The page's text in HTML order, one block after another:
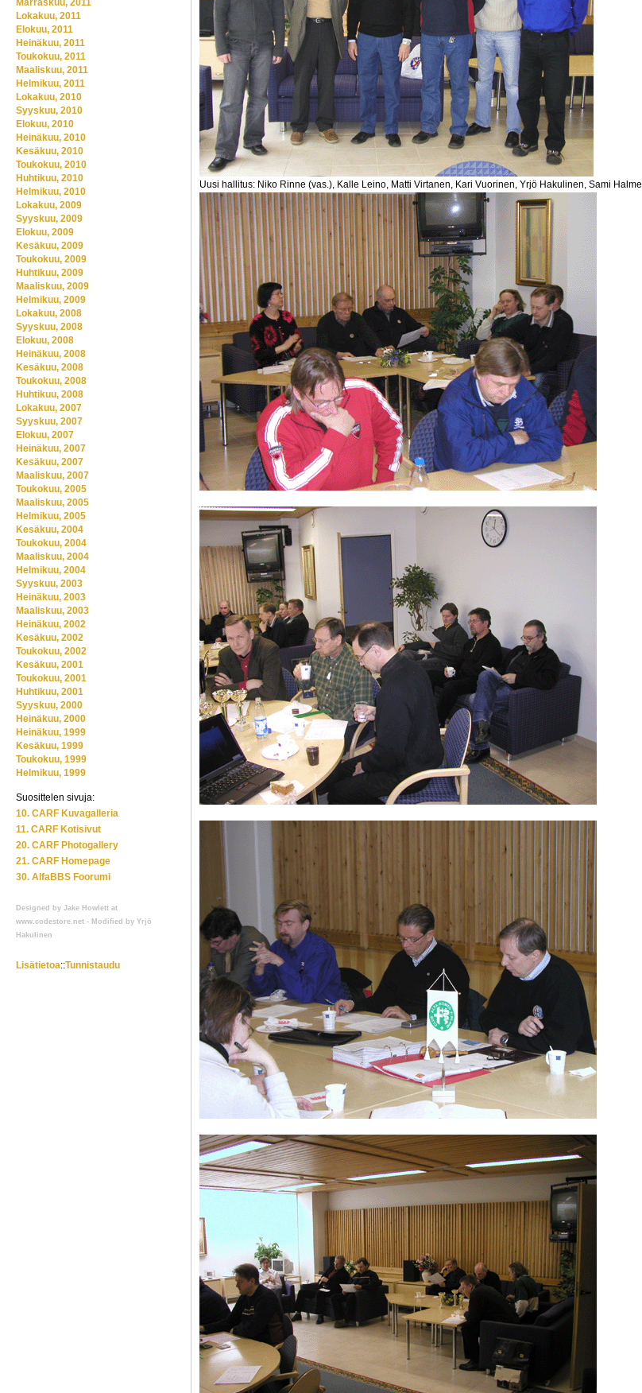
Uusi hallitus: Niko Rinne (vas.), Kalle Leino, Matti Virtanen, Kari Vuorinen, Yrjö Hakulinen, Sami Halme
Marraskuu, 2011
Lokakuu, 2011
Elokuu, 2011
Heinäkuu, 2011
Toukokuu, 2011
Maaliskuu, 2011
Helmikuu, 2011
Lokakuu, 2010
Syyskuu, 2010
Elokuu, 2010
Heinäkuu, 2010
Kesäkuu, 2010
Toukokuu, 2010
Huhtikuu, 2010
Helmikuu, 2010
Lokakuu, 2009
Syyskuu, 2009
Elokuu, 2009
Kesäkuu, 2009
Toukokuu, 2009
Huhtikuu, 2009
Maaliskuu, 2009
Helmikuu, 2009
Lokakuu, 2008
Syyskuu, 2008
Elokuu, 2008
Heinäkuu, 2008
Kesäkuu, 2008
Toukokuu, 2008
Huhtikuu, 2008
Lokakuu, 2007
Syyskuu, 2007
Elokuu, 2007
Heinäkuu, 2007
Kesäkuu, 2007
Maaliskuu, 2007
Toukokuu, 2005
Maaliskuu, 2005
Helmikuu, 2005
Kesäkuu, 2004
Toukokuu, 2004
Maaliskuu, 2004
Helmikuu, 2004
Syyskuu, 2003
Heinäkuu, 2003
Maaliskuu, 2003
Heinäkuu, 2002
Kesäkuu, 2002
Toukokuu, 2002
Kesäkuu, 2001
Toukokuu, 2001
Huhtikuu, 2001
Syyskuu, 2000
Heinäkuu, 2000
Heinäkuu, 1999
Kesäkuu, 1999
Toukokuu, 1999
Helmikuu, 1999
Suosittelen sivuja:
10. CARF Kuvagalleria
11. CARF Kotisivut
20. CARF Photogallery
21. CARF Homepage
30. AlfaBBS Foorumi
Designed by Jake Howlett at
www.codestore.net - Modified by Yrjö
Hakulinen
Lisätietoa::Tunnistaudu